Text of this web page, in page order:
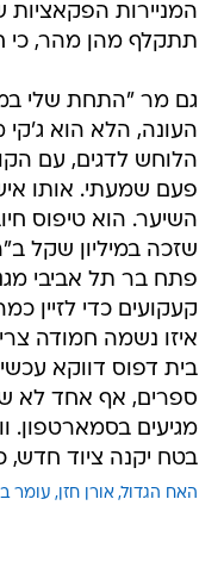
המניירות
תתקלף מהן מהר, כי
גם מר "התחת שלי
העונה, הלא הוא
הלוחש לדגים, עם
פעם שמעתי. אותו
השיער. הוא טיפוס
שזכה במיליון שקל
פתח בר תל אביבי
קעקועים כדי לזיין
איזו נשמה חמודה
בית דפוס דווקא
ספרים, אף אחד לא
מגיעים בסמארטפון.
בטח יקנה ציוד חדש,
האח הגדול אורן חזן עומר